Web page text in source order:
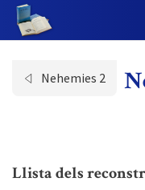
Nehemies 2
Llista dels